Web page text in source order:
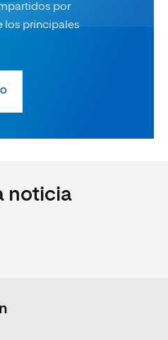
por
los principales
noticia